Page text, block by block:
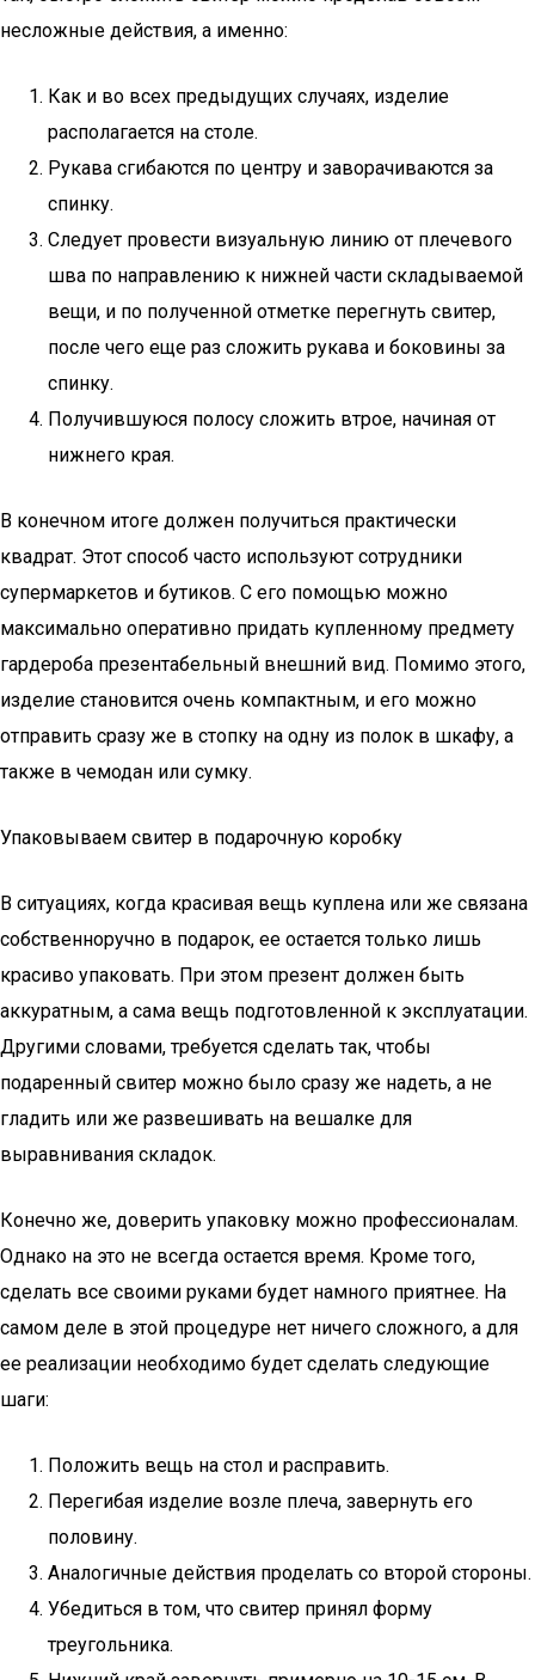
несложные действия, а именно:
Как и во всех предыдущих случаях, изделие
располагается на столе.
Рукава сгибаются по центру и заворачиваются за
спинку.
Следует провести визуальную линию от плечевого
шва по направлению к нижней части складываемой
вещи, и по полученной отметке перегнуть свитер,
после чего еще раз сложить рукава и боковины за
спинку.
Получившуюся полосу сложить втрое, начиная от
нижнего края.
В конечном итоге должен получиться практически
квадрат. Этот способ часто используют сотрудники
супермаркетов и бутиков. С его помощью можно
максимально оперативно придать купленному предмету
гардероба презентабельный внешний вид. Помимо этого,
изделие становится очень компактным, и его можно
отправить сразу же в стопку на одну из полок в шкафу, а
также в чемодан или сумку.
Упаковываем свитер в подарочную коробку
В ситуациях, когда красивая вещь куплена или же связана
собственноручно в подарок, ее остается только лишь
красиво упаковать. При этом презент должен быть
аккуратным, а сама вещь подготовленной к эксплуатации.
Другими словами, требуется сделать так, чтобы
подаренный свитер можно было сразу же надеть, а не
гладить или же развешивать на вешалке для
выравнивания складок.
Конечно же, доверить упаковку можно профессионалам.
Однако на это не всегда остается время. Кроме того,
сделать все своими руками будет намного приятнее. На
самом деле в этой процедуре нет ничего сложного, а для
ее реализации необходимо будет сделать следующие
шаги:
Положить вещь на стол и расправить.
Перегибая изделие возле плеча, завернуть его
половину.
Аналогичные действия проделать со второй стороны.
Убедиться в том, что свитер принял форму
треугольника.